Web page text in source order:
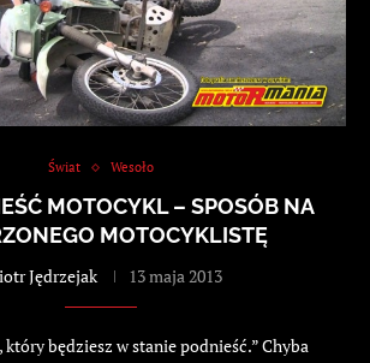
Świat Wesoło
MOTOCYKL – SPOSÓB NA
MOTOCYKLISTĘ
Jędrzejak 13 maja 2013
będziesz w stanie podnieść.” Chyba